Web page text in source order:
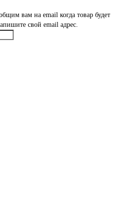
вам на email когда товар будет
свой email адрес.